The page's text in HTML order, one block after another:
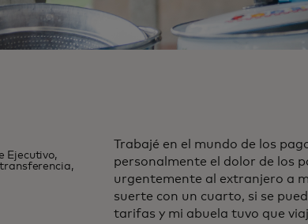
Ejecutivo,
Trabajé en el mundo de los
personalmente el dolor de los
urgentemente al extranjero a
suerte con un cuarto, si se
tarifas y mi abuela tuvo que